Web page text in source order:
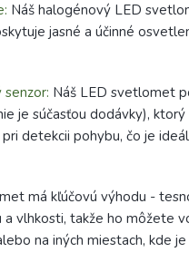
Náš halogénový LED
jasné a účinné
Náš LED svetlomet
je súčasťou dodávky),
detekcii pohybu, čo je
má kľúčovú výhodu -
vlhkosti, takže ho môžete
na iných miestach, kde